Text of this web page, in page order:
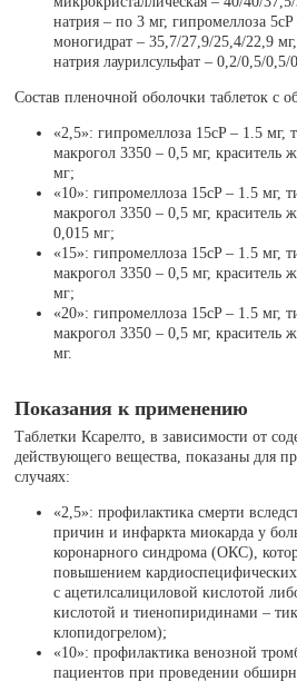
натрия – по 3 мг, гипромеллоза
моногидрат – 35,7/27,9/25,4/22,9
натрия лаурилсульфат – 0,2/0,5/0,5/
Состав пленочной оболочки таблеток с
«2,5»: гипромеллоза 15cP – 1.5 мг,
макрогол 3350 – 0,5 мг, краситель
мг;
«10»: гипромеллоза 15cP – 1.5 мг,
макрогол 3350 – 0,5 мг, краситель
0,015 мг;
«15»: гипромеллоза 15cP – 1.5 мг,
макрогол 3350 – 0,5 мг, краситель
мг;
«20»: гипромеллоза 15cP – 1.5 мг,
макрогол 3350 – 0,5 мг, краситель
мг.
Показания к применению
Таблетки Ксарелто, в зависимости от
действующего вещества, показаны для
случаях:
«2,5»: профилактика смерти
причин и инфаркта миокарда у
коронарного синдрома (ОКС),
повышением
с ацетилсалициловой кислотой
кислотой и тиенопиридинами –
клопидогрелом);
«10»: профилактика венозной
пациентов при проведении